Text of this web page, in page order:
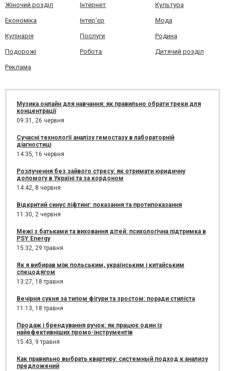
Жіночий розділ Інтернет Культура
Економіка Інтер'єр Мода
Кулінарія Послуги Родина
Подорожі Робота Дитячий розділ
Реклама
Музика онлайн для навчання: як правильно обрати треки для
концентрації
09:31, 26 червня
Сучасні технології аналізу гемостазу в лабораторній
діагностиці
14:35, 16 червня
Розлучення без зайвого стресу: як отримати юридичну
допомогу в Україні та за кордоном
14:42, 8 червня
Відкритий синус ліфтинг: показання та протипоказання
11:30, 2 червня
Межі з батьками та виховання дітей: психологічна підтримка в
PSY Energy
15:32, 29 травня
Як я вибирав між польським, українським і китайським
спецодягом
13:27, 18 травня
Вечірня сукня за типом фігури та зростом: поради стиліста
11:13, 18 травня
Продаж і брендування ручок: як працює один із
найефективніших промо-інструментів
15:43, 9 травня
Как правильно выбрать квартиру: системный подход к анализу
предложений